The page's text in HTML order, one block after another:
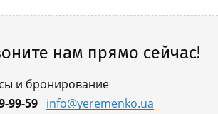
нам прямо сейчас!
и бронирование
99-59 info@yeremenko.ua